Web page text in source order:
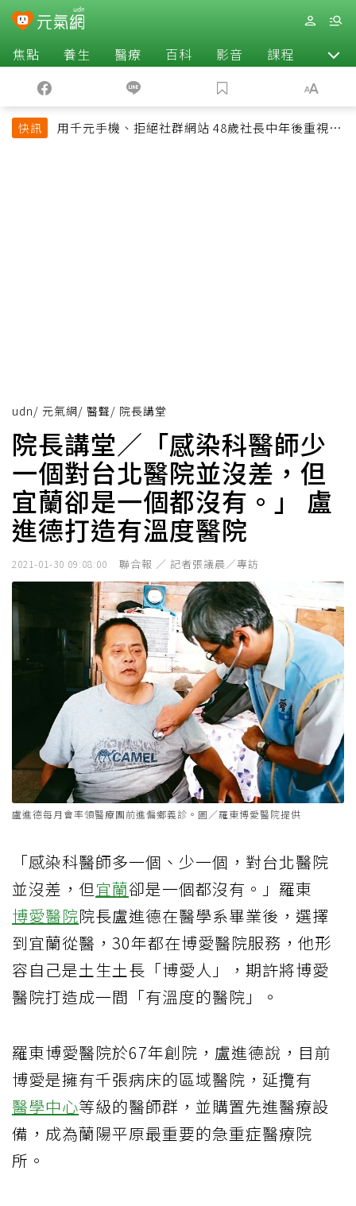
焦點 養生 醫療 百科 影音 課程 退休
快訊
用千元手機、拒絕社群網站 48歲社長中年後重視和
udn/ 元氣網/ 醫聲/ 院長講堂
院長講堂／「感染科醫師少
一個對台北醫院並沒差，但
宜蘭卻是一個都沒有。」 盧
進德打造有溫度醫院
2021-01-30 09:08:00 聯合報 ／ 記者張議晨／專訪
盧進德每月會率領醫療團前進偏鄉義診。圖／羅東博愛醫院提供
「感染科醫師多一個、少一個，對台北醫院
並沒差，但宜蘭卻是一個都沒有。」羅東
博愛醫院院長盧進德在醫學系畢業後，選擇
到宜蘭從醫，30年都在博愛醫院服務，他形
容自己是土生土長「博愛人」，期許將博愛
醫院打造成一間「有溫度的醫院」。
羅東博愛醫院於67年創院，盧進德說，目前
博愛是擁有千張病床的區域醫院，延攬有
醫學中心等級的醫師群，並購置先進醫療設
備，成為蘭陽平原最重要的急重症醫療院
所。